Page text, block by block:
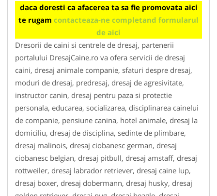
daca doresti ca afacerea ta sa fie promovata aici
te rugam contacteaza-ne completand formularul
de aici
Dresorii de caini si centrele de dresaj, partenerii
portalului DresajCaine.ro va ofera servicii de dresaj
caini, dresaj animale companie, sfaturi despre dresaj,
moduri de dresaj, predresaj, dresaj de agresivitate,
instructor canin, dresaj pentru paza si protectie
personala, educarea, socializarea, disciplinarea cainelui
de companie, pensiune canina, hotel animale, dresaj la
domiciliu, dresaj de disciplina, sedinte de plimbare,
dresaj malinois, dresaj ciobanesc german, dresaj
ciobanesc belgian, dresaj pitbull, dresaj amstaff, dresaj
rottweiler, dresaj labrador retriever, dresaj caine lup,
dresaj boxer, dresaj dobermann, dresaj husky, dresaj